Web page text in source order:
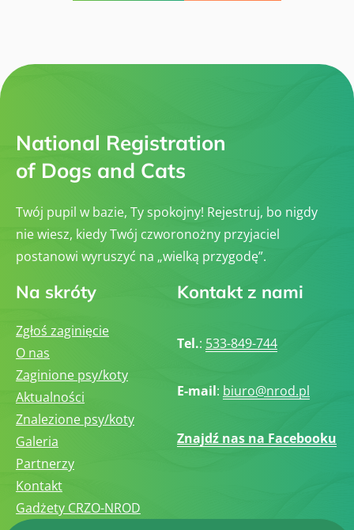
National Registration
of Dogs and Cats
Twój pupil w bazie, Ty spokojny! Rejestruj, bo nigdy
nie wiesz, kiedy Twój czworonożny przyjaciel
postanowi wyruszyć na „wielką przygodę”.
Na skróty
Zgłoś zaginięcie
O nas
Zaginione psy/koty
Aktualności
Znalezione psy/koty
Galeria
Partnerzy
Kontakt
Gadżety CRZO-NROD
Kontakt z nami
Tel.: 533-849-744
E-mail: biuro@nrod.pl
Znajdź nas na Facebooku